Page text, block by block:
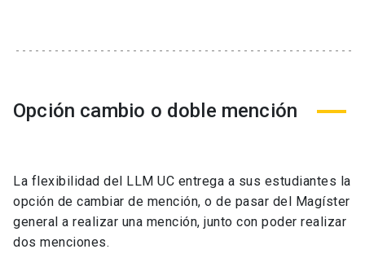
Opción cambio o doble mención
La flexibilidad del LLM UC entrega a sus estudiantes la
opción de cambiar de mención, o de pasar del Magíster
general a realizar una mención, junto con poder realizar
dos menciones.